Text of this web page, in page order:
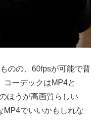
のの、60fpsが可能で普
コーデックはMP4と
ほうが高画質らしい
MP4でいいかもしれな